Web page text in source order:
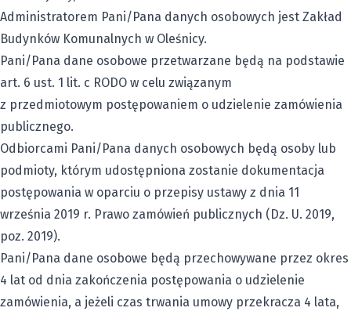
Administratorem Pani/Pana danych osobowych jest Zakład
Budynków Komunalnych w Oleśnicy.
Pani/Pana dane osobowe przetwarzane będą na podstawie
art. 6 ust. 1 lit. c RODO w celu związanym
z przedmiotowym postępowaniem o udzielenie zamówienia
publicznego.
Odbiorcami Pani/Pana danych osobowych będą osoby lub
podmioty, którym udostępniona zostanie dokumentacja
postępowania w oparciu o przepisy ustawy z dnia 11
września 2019 r. Prawo zamówień publicznych (Dz. U. 2019,
poz. 2019).
Pani/Pana dane osobowe będą przechowywane przez okres
4 lat od dnia zakończenia postępowania o udzielenie
zamówienia, a jeżeli czas trwania umowy przekracza 4 lata,